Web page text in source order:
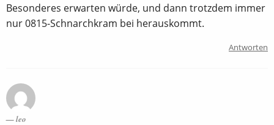
Besonderes erwarten würde, und dann trotzdem immer
nur 0815-Schnarchkram bei herauskommt.
Antworten
leo